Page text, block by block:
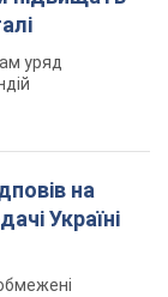
уряд
на
Україні